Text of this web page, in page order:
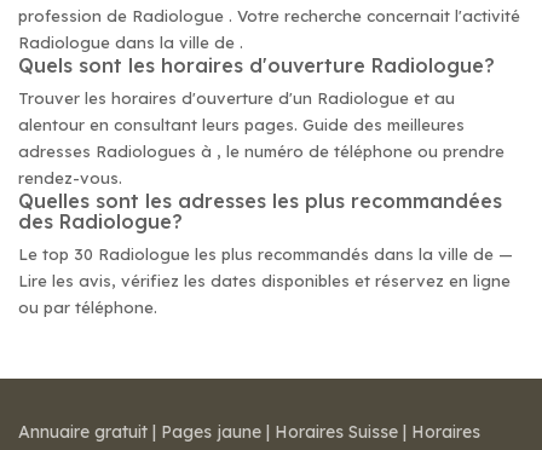
profession de Radiologue . Votre recherche concernait l'activité
Radiologue dans la ville de .
Quels sont les horaires d'ouverture Radiologue?
Trouver les horaires d'ouverture d'un Radiologue et au
alentour en consultant leurs pages. Guide des meilleures
adresses Radiologues à , le numéro de téléphone ou prendre
rendez-vous.
Quelles sont les adresses les plus recommandées
des Radiologue?
Le top 30 Radiologue les plus recommandés dans la ville de —
Lire les avis, vérifiez les dates disponibles et réservez en ligne
ou par téléphone.
Annuaire gratuit | Pages jaune | Horaires Suisse | Horaires